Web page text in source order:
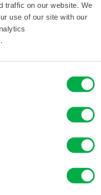
traffic on our website. We
use of our site with our
.
en su región. Puede
de la página.